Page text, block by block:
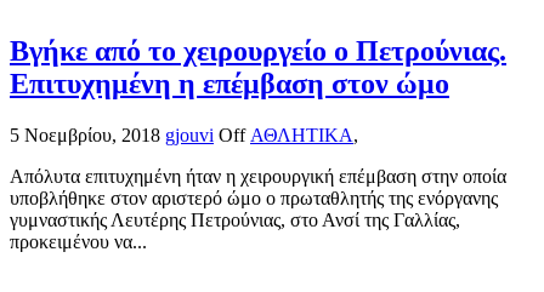
Βγήκε από το χειρουργείο ο Πετρούνιας.
Επιτυχημένη η επέμβαση στον ώμο
5 Νοεμβρίου, 2018 gjouvi Off ΑΘΛΗΤΙΚΑ,
Απόλυτα επιτυχημένη ήταν η χειρουργική επέμβαση στην οποία
υποβλήθηκε στον αριστερό ώμο ο πρωταθλητής της ενόργανης
γυμναστικής Λευτέρης Πετρούνιας, στο Ανσί της Γαλλίας,
προκειμένου να...